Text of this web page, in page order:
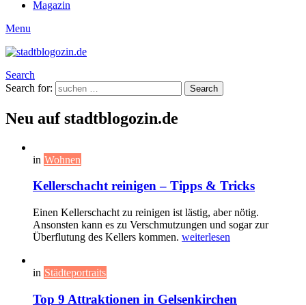
Magazin
Menu
Search
Search for:
Search
Neu auf stadtblogozin.de
in Wohnen
Kellerschacht reinigen – Tipps & Tricks
Einen Kellerschacht zu reinigen ist lästig, aber nötig.
Ansonsten kann es zu Verschmutzungen und sogar zur
Überflutung des Kellers kommen. weiterlesen
in Städteportraits
Top 9 Attraktionen in Gelsenkirchen